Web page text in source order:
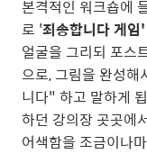
본격적인 워크숍에
로 '죄송합니다 게임'
얼굴을 그리되 포스
으로, 그림을 완성
니다" 하고 말하게
하던 강의장 곳곳에
어색함을 조금이나